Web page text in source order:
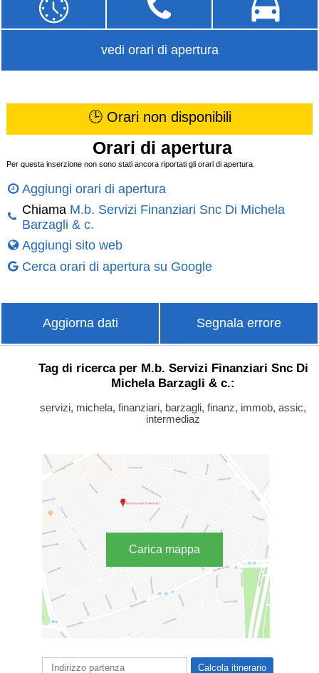
vedi orari di apertura
🕒 Orari non disponibili
Orari di apertura
Per questa inserzione non sono stati ancora riportati gli orari di apertura.
Aggiungi orari di apertura
Chiama M.b. Servizi Finanziari Snc Di Michela
Barzagli & c.
Aggiungi sito web
Cerca orari di apertura su Google
Aggiorna dati Segnala errore
Tag di ricerca per M.b. Servizi Finanziari Snc Di
Michela Barzagli & c.:
servizi, michela, finanziari, barzagli, finanz, immob, assic,
intermediaz
Carica mappa